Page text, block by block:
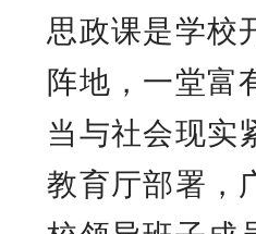
思政课是学校
阵地，一堂富
当与社会现实
教育厅部署，